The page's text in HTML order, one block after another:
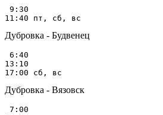
9:30
Дубровка - Будвенец
6:40
13:10
Дубровка - Вязовск
7:00